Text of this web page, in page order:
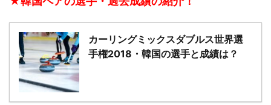
カーリングミックスダブルス世界選
手権2018・韓国の選手と成績は？